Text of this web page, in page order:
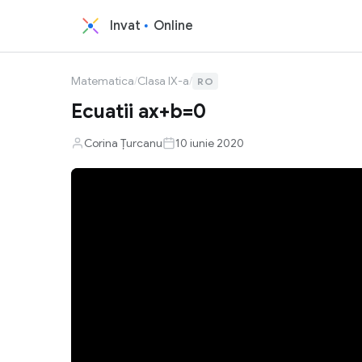
Invat Online
Matematica/Clasa IX-a/ RO
Ecuatii ax+b=0
Corina Țurcanu 10 iunie 2020